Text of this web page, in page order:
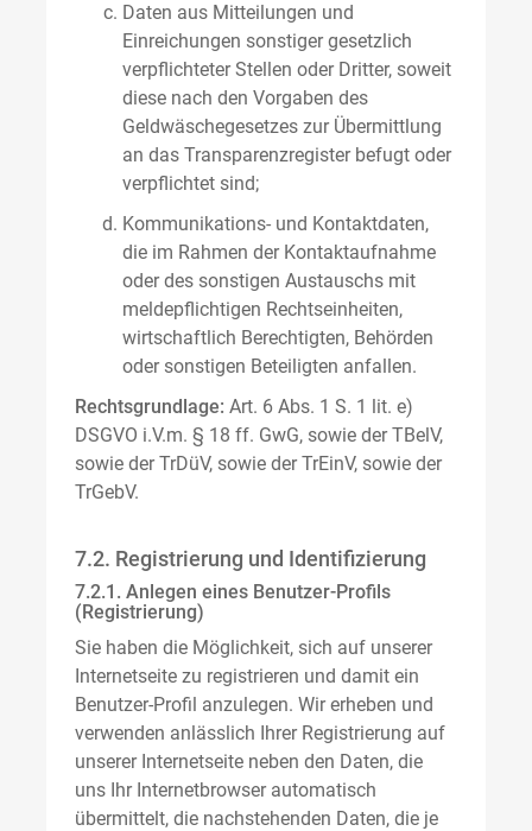
Daten aus Mitteilungen und
Einreichungen sonstiger gesetzlich
verpflichteter Stellen oder Dritter, soweit
diese nach den Vorgaben des
Geldwäschegesetzes zur Übermittlung
an das Transparenzregister befugt oder
verpflichtet sind;
Kommunikations- und Kontaktdaten,
die im Rahmen der Kontaktaufnahme
oder des sonstigen Austauschs mit
meldepflichtigen Rechtseinheiten,
wirtschaftlich Berechtigten, Behörden
oder sonstigen Beteiligten anfallen.
Rechtsgrundlage: Art. 6 Abs. 1 S. 1 lit. e)
DSGVO i.V.m. § 18 ff. GwG, sowie der TBelV,
sowie der TrDüV, sowie der TrEinV, sowie der
TrGebV.
7.2. Registrierung und Identifizierung
7.2.1. Anlegen eines Benutzer-Profils
(Registrierung)
Sie haben die Möglichkeit, sich auf unserer
Internetseite zu registrieren und damit ein
Benutzer-Profil anzulegen. Wir erheben und
verwenden anlässlich Ihrer Registrierung auf
unserer Internetseite neben den Daten, die
uns Ihr Internetbrowser automatisch
übermittelt, die nachstehenden Daten, die je